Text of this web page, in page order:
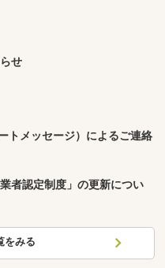
せ
トメッセージ）によるご連絡
者認定制度」の更新につい
をみる